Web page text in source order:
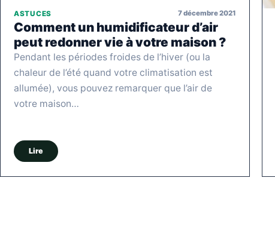
ASTUCES 7 décembre 2021
Comment un humidificateur d’air
peut redonner vie à votre maison ?
Pendant les périodes froides de l’hiver (ou la
chaleur de l’été quand votre climatisation est
allumée), vous pouvez remarquer que l’air de
votre maison…
Lire